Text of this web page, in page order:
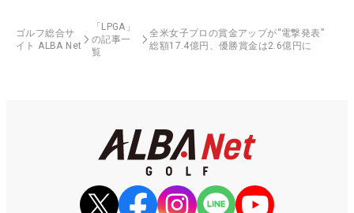
ゴルフ総合サ
イト ALBA Net
「LPGA」
の記事一
覧
全米女子プロの賞金アップが“電撃発表”
総額17.4億円、優勝賞金は2.6億円に